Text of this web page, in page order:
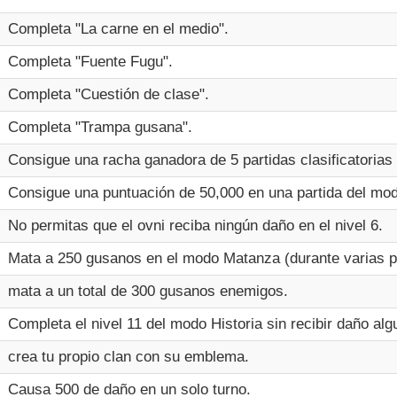
Completa "La carne en el medio".
Completa "Fuente Fugu".
Completa "Cuestión de clase".
Completa "Trampa gusana".
Consigue una racha ganadora de 5 partidas clasificatorias
Consigue una puntuación de 50,000 en una partida del
No permitas que el ovni reciba ningún daño en el nivel 6.
Mata a 250 gusanos en el modo Matanza (durante varias
mata a un total de 300 gusanos enemigos.
Completa el nivel 11 del modo Historia sin recibir daño
crea tu propio clan con su emblema.
Causa 500 de daño en un solo turno.